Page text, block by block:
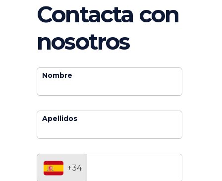
Contacta con
nosotros
Nombre
Apellidos
+34